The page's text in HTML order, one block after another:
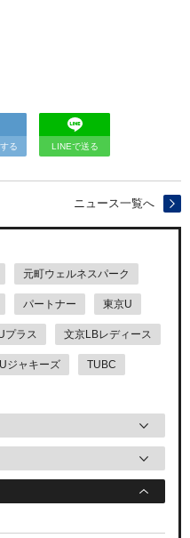
る LINEで送る
ニュース一覧へ
元町ウェルネスパーク
パートナー 東京U
プラス 文京LBレディース
ジャキーズ TUBC